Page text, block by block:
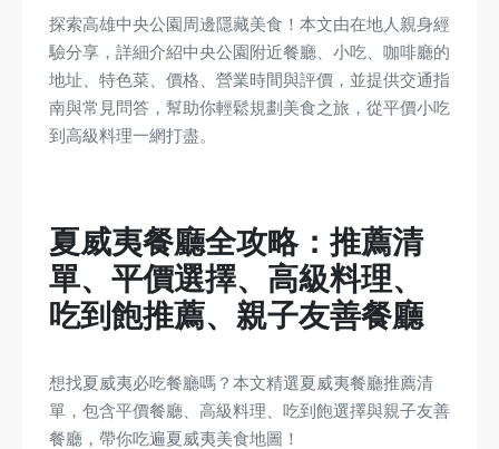
探索高雄中央公園周邊隱藏美食！本文由在地人親身經
驗分享，詳細介紹中央公園附近餐廳、小吃、咖啡廳的
地址、特色菜、價格、營業時間與評價，並提供交通指
南與常見問答，幫助你輕鬆規劃美食之旅，從平價小吃
到高級料理一網打盡。
夏威夷餐廳全攻略：推薦清
單、平價選擇、高級料理、
吃到飽推薦、親子友善餐廳
想找夏威夷必吃餐廳嗎？本文精選夏威夷餐廳推薦清
單，包含平價餐廳、高級料理、吃到飽選擇與親子友善
餐廳，帶你吃遍夏威夷美食地圖！